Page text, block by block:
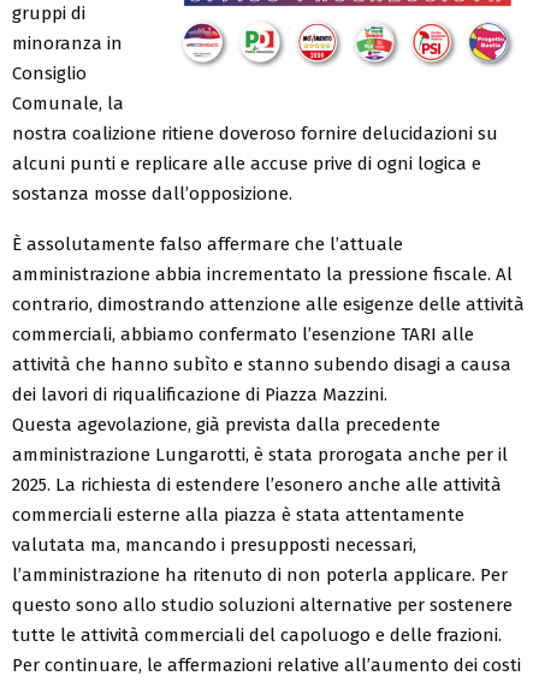
gruppi di
minoranza in
Consiglio
Comunale, la
nostra coalizione ritiene doveroso fornire delucidazioni su
alcuni punti e replicare alle accuse prive di ogni logica e
sostanza mosse dall’opposizione.
È assolutamente falso affermare che l’attuale
amministrazione abbia incrementato la pressione fiscale. Al
contrario, dimostrando attenzione alle esigenze delle attività
commerciali, abbiamo confermato l’esenzione TARI alle
attività che hanno subìto e stanno subendo disagi a causa
dei lavori di riqualificazione di Piazza Mazzini.
Questa agevolazione, già prevista dalla precedente
amministrazione Lungarotti, è stata prorogata anche per il
2025. La richiesta di estendere l’esonero anche alle attività
commerciali esterne alla piazza è stata attentamente
valutata ma, mancando i presupposti necessari,
l’amministrazione ha ritenuto di non poterla applicare. Per
questo sono allo studio soluzioni alternative per sostenere
tutte le attività commerciali del capoluogo e delle frazioni.
Per continuare, le affermazioni relative all’aumento dei costi